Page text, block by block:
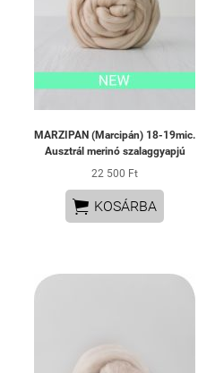
MARZIPAN (Marcipán) 18-19mic.
Ausztrál merinó szalaggyapjú
22 500 Ft
 KOSÁRBA